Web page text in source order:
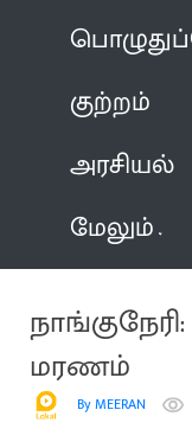
குற்றம்
அரசியல்
மேலும்
மரணம்
By MEERAN